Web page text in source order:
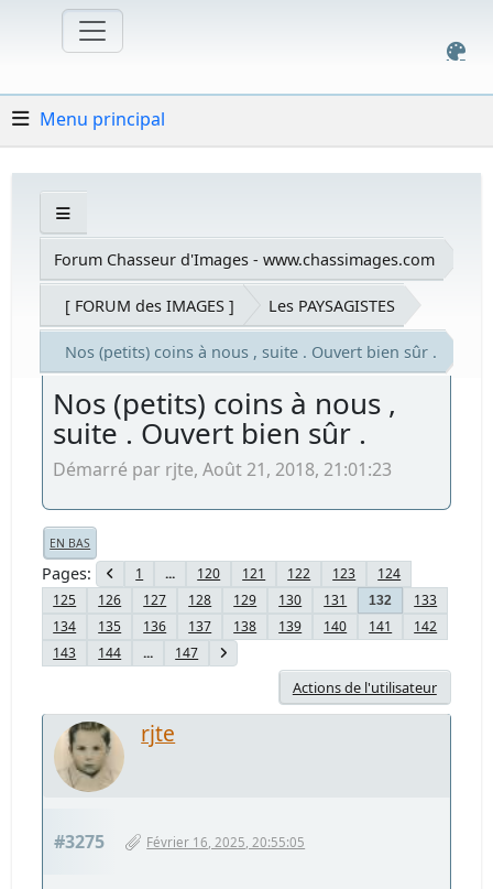
Menu principal
Forum Chasseur d'Images - www.chassimages.com
[ FORUM des IMAGES ] Les PAYSAGISTES
Nos (petits) coins à nous , suite . Ouvert bien sûr .
Nos (petits) coins à nous ,
suite . Ouvert bien sûr .
Démarré par rjte, Août 21, 2018, 21:01:23
EN BAS
Pages 1 ... 120 121 122 123
124
125
126 127 128 129 130 131 132
133
134
135 136 137 138 139 140 141
142
143
144 ... 147
Actions de l'utilisateur
rjte
#3275 Février 16, 2025, 20:55:05